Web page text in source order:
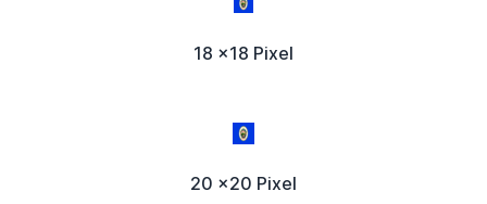
18 x18 Pixel
20 x20 Pixel